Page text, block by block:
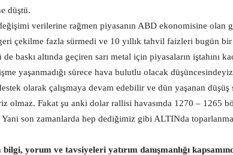
düştü.
verilerine rağmen piyasanın ABD ekonomisine olan
çekilme fazla sürmedi ve 10 yıllık tahvil faizleri bugün
baskı altında geçiren sarı metal için piyasaların iştahını
yaşanmadığı sürece hava bulutlu olacak
olarak çalışmaya devam edebilir ve dün yaşanan düşüş
olmaz. Fakat şu anki dolar rallisi havasında 1270 – 1265
son zamanlarda hep dediğimiz gibi ALTINda
yorum ve tavsiyeleri yatırım danışmanlığı